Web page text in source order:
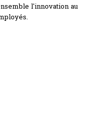
l'innovation au